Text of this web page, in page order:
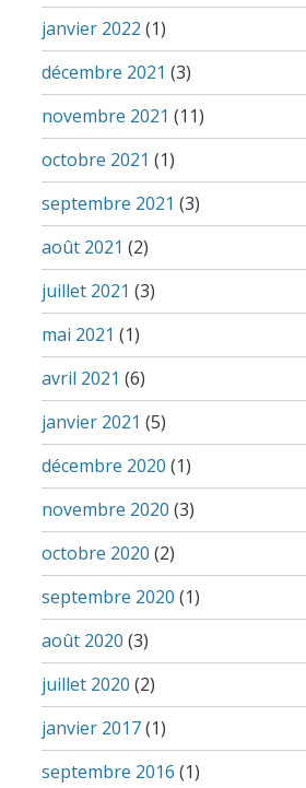
janvier 2022 (1)
décembre 2021 (3)
novembre 2021 (11)
octobre 2021 (1)
septembre 2021 (3)
août 2021 (2)
juillet 2021 (3)
mai 2021 (1)
avril 2021 (6)
janvier 2021 (5)
décembre 2020 (1)
novembre 2020 (3)
octobre 2020 (2)
septembre 2020 (1)
août 2020 (3)
juillet 2020 (2)
janvier 2017(1)
septembre 2016 (1)